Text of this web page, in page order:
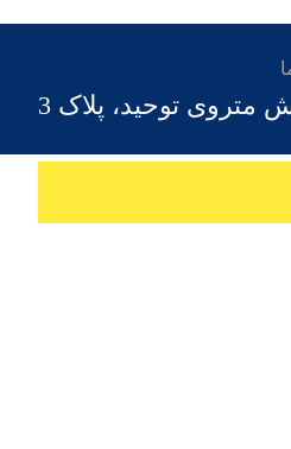
متروی توحید، پلاک 3